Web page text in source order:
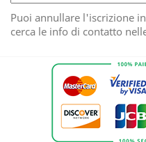
Puoi annullare l'iscrizione
cerca le info di contatto